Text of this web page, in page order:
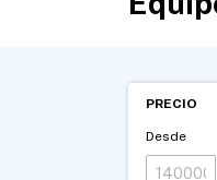
PRECIO
Desde